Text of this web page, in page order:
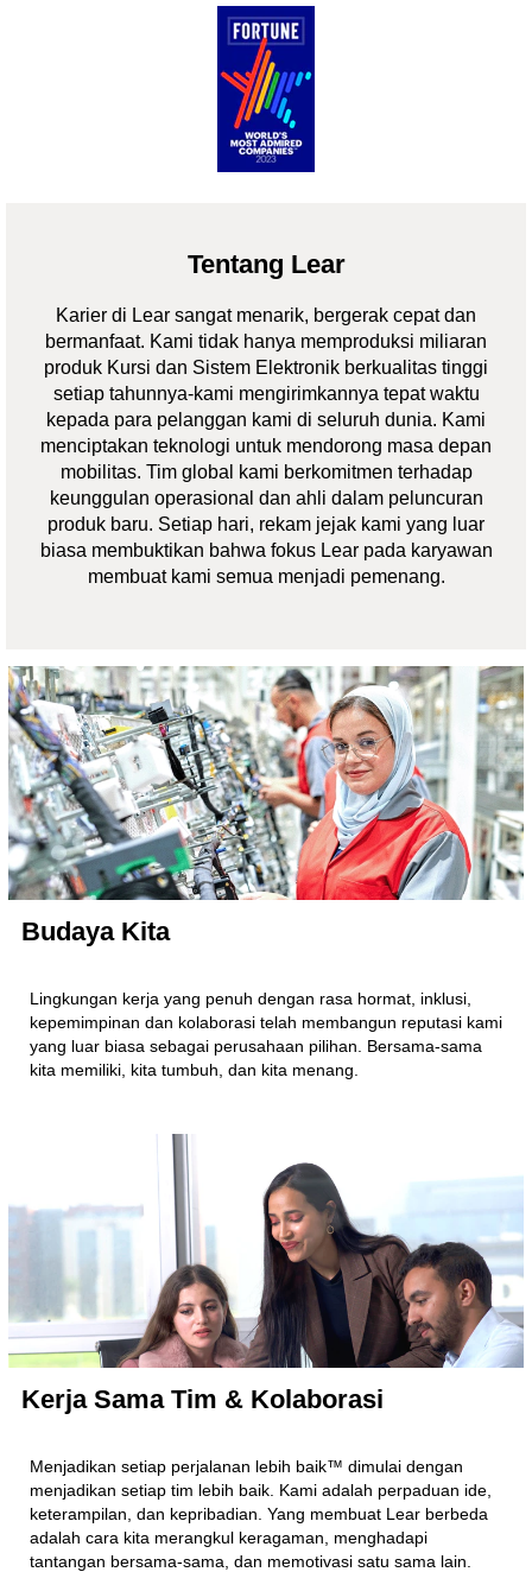
Tentang Lear
Karier di Lear sangat menarik, bergerak cepat dan
bermanfaat. Kami tidak hanya memproduksi miliaran
produk Kursi dan Sistem Elektronik berkualitas tinggi
setiap tahunnya-kami mengirimkannya tepat waktu
kepada para pelanggan kami di seluruh dunia. Kami
menciptakan teknologi untuk mendorong masa depan
mobilitas. Tim global kami berkomitmen terhadap
keunggulan operasional dan ahli dalam peluncuran
produk baru. Setiap hari, rekam jejak kami yang luar
biasa membuktikan bahwa fokus Lear pada karyawan
membuat kami semua menjadi pemenang.
Budaya Kita
Lingkungan kerja yang penuh dengan rasa hormat, inklusi,
kepemimpinan dan kolaborasi telah membangun reputasi kami
yang luar biasa sebagai perusahaan pilihan. Bersama-sama
kita memiliki, kita tumbuh, dan kita menang.
Kerja Sama Tim & Kolaborasi
Menjadikan setiap perjalanan lebih baik™ dimulai dengan
menjadikan setiap tim lebih baik. Kami adalah perpaduan ide,
keterampilan, dan kepribadian. Yang membuat Lear berbeda
adalah cara kita merangkul keragaman, menghadapi
tantangan bersama-sama, dan memotivasi satu sama lain.